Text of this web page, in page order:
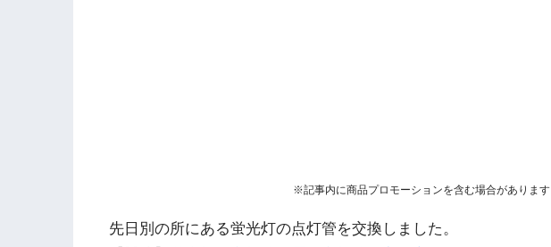
※記事内に商品プロモーションを含む場合があります
先日別の所にある蛍光灯の点灯管を交換しました。